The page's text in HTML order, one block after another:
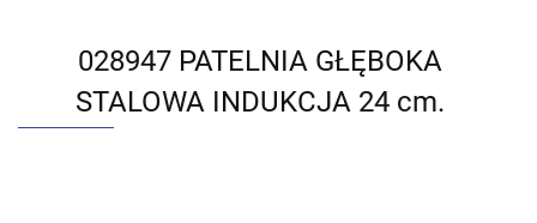
028947 PATELNIA GŁĘBOKA
STALOWA INDUKCJA 24 cm.